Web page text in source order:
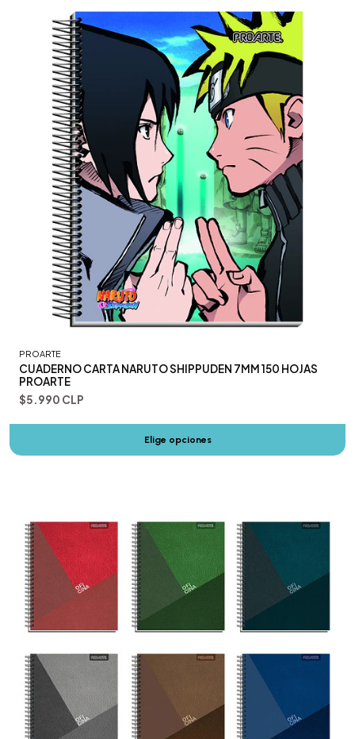
PROARTE
CUADERNO CARTA NARUTO SHIPPUDEN 7MM 150 HOJAS
PROARTE
$5.990 CLP
Elige opciones